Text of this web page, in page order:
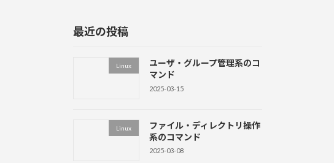
最近の投稿
Linux
ユーザ・グループ管理系のコ
マンド
2025-03-15
Linux
ファイル・ディレクトリ操作
系のコマンド
2025-03-08